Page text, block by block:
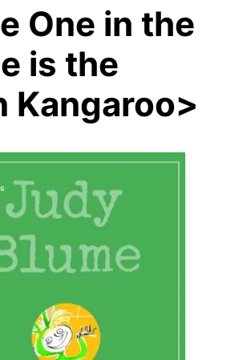
One in the
is the
Kangaroo>